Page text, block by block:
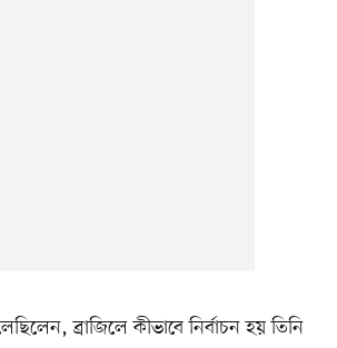
ব্রাজিলে কীভাবে নির্বাচন হয় তিনি